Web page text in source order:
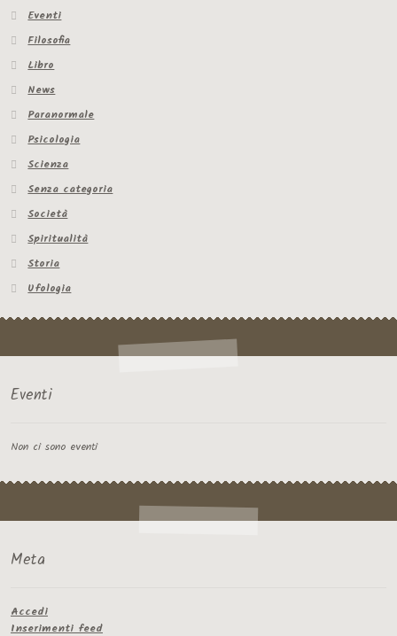
Eventi
Filosofia
Libro
News
Paranormale
Psicologia
Scienza
Senza categoria
Società
Spiritualità
Storia
Ufologia
Eventi
Non ci sono eventi
Meta
Accedi
Inserimenti feed